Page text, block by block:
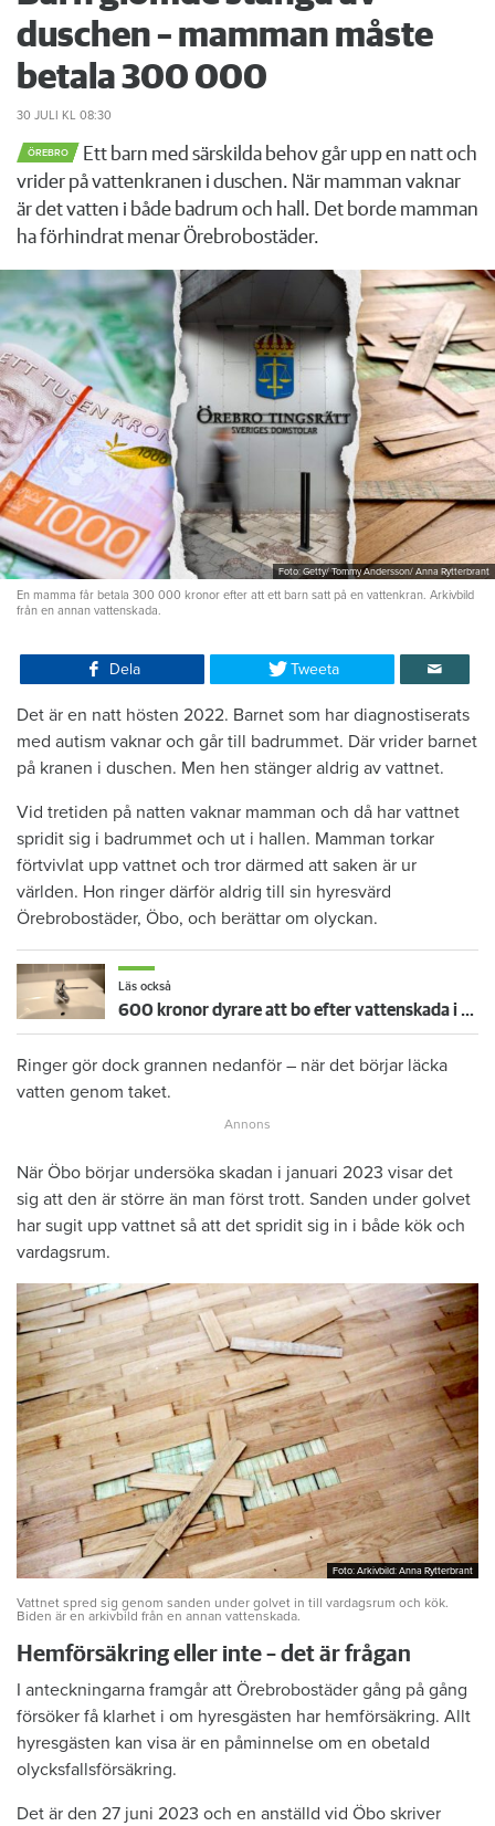
duschen – mamman måste
betala 300 000
30 JULI KL 08:30
ÖREBRO
Ett barn med särskilda behov går upp en natt och
vrider på vattenkranen i duschen. När mamman vaknar
är det vatten i både badrum och hall. Det borde mamman
ha förhindrat menar Örebrobostäder.
Foto: Getty/ Tommy Andersson/ Anna Rytterbrant
En mamma får betala 300 000 kronor efter att ett barn satt på en vattenkran. Arkivbild
från en annan vattenskada.
Dela Tweeta
Det är en natt hösten 2022. Barnet som har diagnostiserats
med autism vaknar och går till badrummet. Där vrider barnet
på kranen i duschen. Men hen stänger aldrig av vattnet.
Vid tretiden på natten vaknar mamman och då har vattnet
spridit sig i badrummet och ut i hallen. Mamman torkar
förtvivlat upp vattnet och tror därmed att saken är ur
världen. Hon ringer därför aldrig till sin hyresvärd
Örebrobostäder, Öbo, och berättar om olyckan.
Läs också
600 kronor dyrare att bo efter vattenskada i Varberg
Ringer gör dock grannen nedanför – när det börjar läcka
vatten genom taket.
När Öbo börjar undersöka skadan i januari 2023 visar det
sig att den är större än man först trott. Sanden under golvet
har sugit upp vattnet så att det spridit sig in i både kök och
vardagsrum.
Foto: Arkivbild: Anna Rytterbrant
Foto: Arkivbild: Anna Rytterbrant
Vattnet spred sig genom sanden under golvet in till vardagsrum och kök.
Biden är en arkivbild från en annan vattenskada.
Hemförsäkring eller inte – det är frågan
I anteckningarna framgår att Örebrobostäder gång på gång
försöker få klarhet i om hyresgästen har hemförsäkring. Allt
hyresgästen kan visa är en påminnelse om en obetald
olycksfallsförsäkring.
Det är den 27 juni 2023 och en anställd vid Öbo skriver